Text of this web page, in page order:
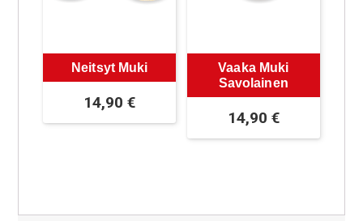
Neitsyt Muki
14,90€
Vaaka Muki
Savolainen
14,90 €